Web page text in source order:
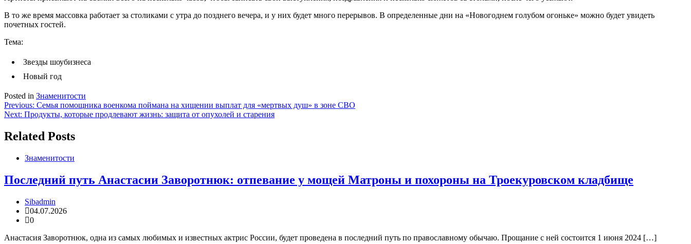
В то же время массовка работает за столиками с утра до позднего вечера, и у них будет много перерывов. В определенные дни на «Новогоднем голубом огоньке» можно будет увидеть
почетных гостей.
Тема:
Звезды шоубизнеса
Новый год
Posted in Знаменитости
Навигация
по
записям
Previous: Семья помощника военкома поймана на хищении выплат для «мертвых душ» в зоне СВО
Next: Продукты, которые продлевают жизнь: защита от опухолей и старения
Related Posts
Знаменитости
Последний путь Анастасии Заворотнюк: отпевание у мощей Матроны и похороны на Троекуровском кладбище
Sibadmin
04.07.2026
0
Анастасия Заворотнюк, одна из самых любимых и известных актрис России, будет проведена в последний путь по православному обычаю. Прощание с ней состоится 1 июня 2024 […]